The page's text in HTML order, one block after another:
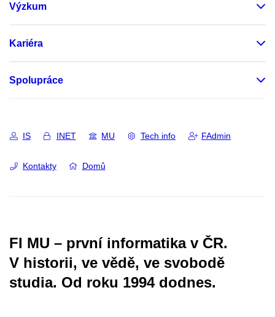
Výzkum
Kariéra
Spolupráce
IS INET MU Tech info FAdmin
Kontakty Domů
FI MU – první informatika v ČR.
V historii, ve vědě, ve svobodě
studia. Od roku 1994 dodnes.